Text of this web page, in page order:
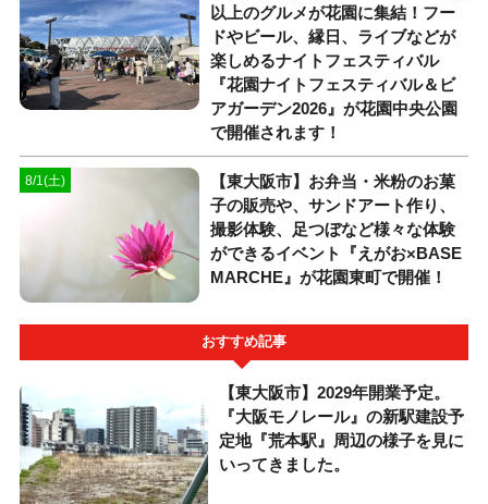
以上のグルメが花園に集結！フー
ドやビール、縁日、ライブなどが
楽しめるナイトフェスティバル
『花園ナイトフェスティバル＆ビ
アガーデン2026』が花園中央公園
で開催されます！
8/1(土)
【東大阪市】お弁当・米粉のお菓
子の販売や、サンドアート作り、
撮影体験、足つぼなど様々な体験
ができるイベント『えがお×BASE
MARCHE』が花園東町で開催！
おすすめ記事
【東大阪市】2029年開業予定。
『大阪モノレール』の新駅建設予
定地『荒本駅』周辺の様子を見に
いってきました。